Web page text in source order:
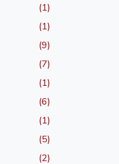
(1)
(1)
(9)
(7)
(1)
(6)
(1)
(5)
(2)